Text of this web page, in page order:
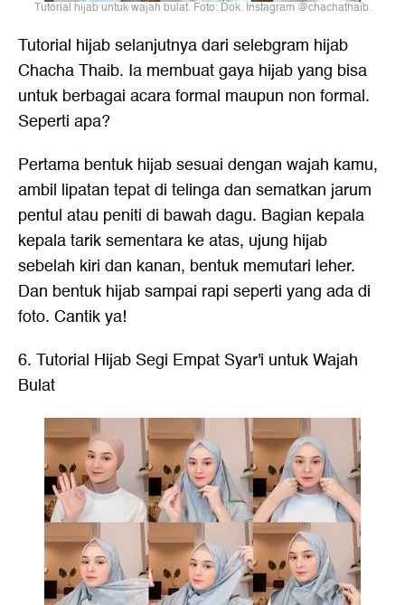
Tutorial hijab untuk wajah bulat. Foto: Dok. Instagram @chachathaib.
Tutorial hijab selanjutnya dari selebgram hijab
Chacha Thaib. Ia membuat gaya hijab yang bisa
untuk berbagai acara formal maupun non formal.
Seperti apa?
Pertama bentuk hijab sesuai dengan wajah kamu,
ambil lipatan tepat di telinga dan sematkan jarum
pentul atau peniti di bawah dagu. Bagian kepala
kepala tarik sementara ke atas, ujung hijab
sebelah kiri dan kanan, bentuk memutari leher.
Dan bentuk hijab sampai rapi seperti yang ada di
foto. Cantik ya!
6. Tutorial Hijab Segi Empat Syar'i untuk Wajah
Bulat